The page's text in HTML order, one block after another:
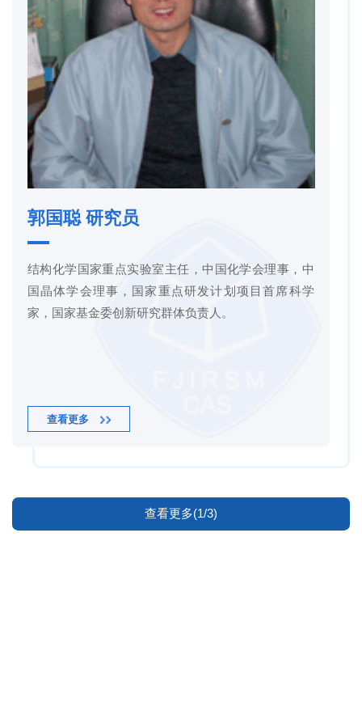
郭国聪 研究员
结构化学国家重点实验室主任，中国化学会理事，中
国晶体学会理事，国家重点研发计划项目首席科学
家，国家基金委创新研究群体负责人。
查看更多
查看更多(1/3)